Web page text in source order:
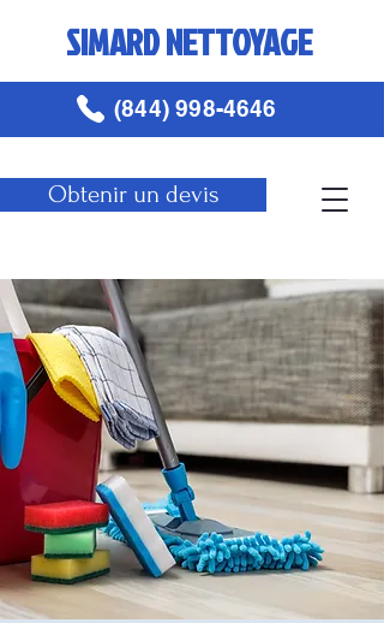
SIMARD NETTOYAGE
Obtenir un devis
(844) 998-4646